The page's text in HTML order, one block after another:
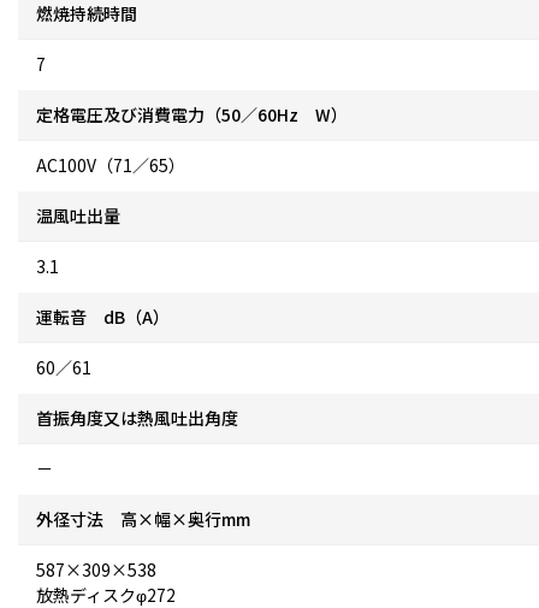
燃焼持続時間
7
定格電圧及び消費電力（50／60Hz W）
AC100V（71／65）
温風吐出量
3.1
運転音 dB（A）
60／61
首振角度又は熱風吐出角度
－
外径寸法 高×幅×奥行mm
587×309×538
放熱ディスクφ272